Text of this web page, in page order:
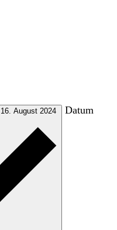
16. August 2024 Datum